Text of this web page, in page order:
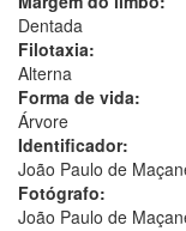
Dentada
Filotaxia:
Alterna
Forma de vida:
Árvore
Identificador:
João Paulo de
Fotógrafo:
João Paulo de